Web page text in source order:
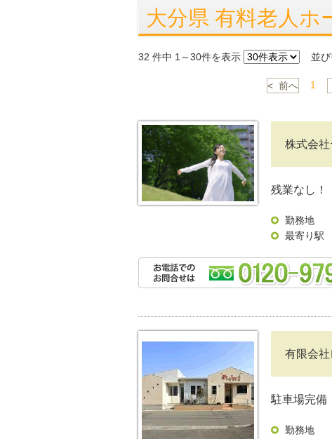
大分県 有料老人ホ
32 件中 1～30件を表示 並び
< 前へ 1
株式会
残業なし
勤務地
最寄り駅
有限会
駐車場完
勤務地